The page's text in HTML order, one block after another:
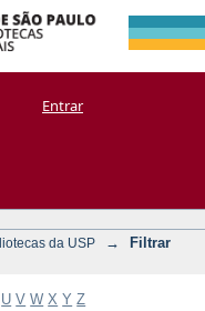
Entrar
da USP →
Filtrar
U V W X Y Z